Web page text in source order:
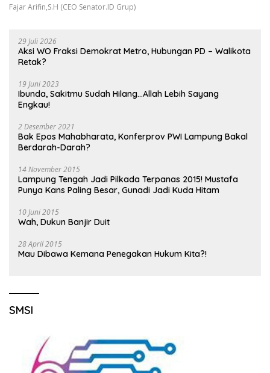
Fajar Arifin,S.H (CEO Senator.ID Grup)
29 Juli 2026
Aksi WO Fraksi Demokrat Metro, Hubungan PD – Walikota
Retak?
19 Juni 2023
Ibunda, Sakitmu Sudah Hilang…Allah Lebih Sayang
Engkau!
2 Desember 2021
Bak Epos Mahabharata, Konferprov PWI Lampung Bakal
Berdarah-Darah?
14 November 2015
Lampung Tengah Jadi Pilkada Terpanas 2015! Mustafa
Punya Kans Paling Besar, Gunadi Jadi Kuda Hitam
10 Juni 2015
Wah, Dukun Banjir Duit
28 April 2015
Mau Dibawa Kemana Penegakan Hukum Kita?!
SMSI